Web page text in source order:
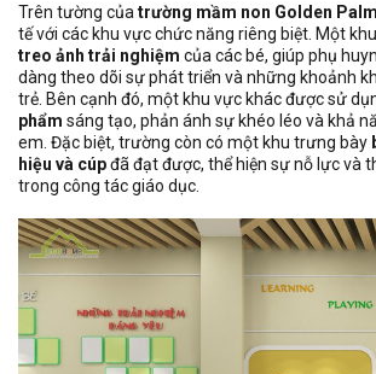
Trên tường của trường mầm non Golden Palm
tế với các khu vực chức năng riêng biệt. Một
treo ảnh trải nghiệm của các bé, giúp phụ
dàng theo dõi sự phát triển và những khoảnh
trẻ. Bên cạnh đó, một khu vực khác được sử
phẩm sáng tạo, phản ánh sự khéo léo và khả
em. Đặc biệt, trường còn có một khu trưng bày
hiệu và cúpđã đạt được, thể hiện sự nỗ lực và
trong công tác giáo dục.